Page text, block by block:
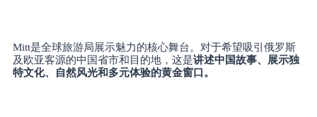
Mitt是全球旅游局展示魅力的核心舞台。对于希望吸引俄罗斯
及欧亚客源的中国省市和目的地，这是讲述中国故事、展示独
特文化、自然风光和多元体验的黄金窗口。